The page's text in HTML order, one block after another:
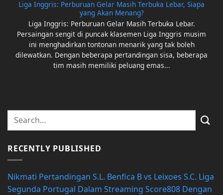
Liga Inggris: Perburuan Gelar Masih Terbuka Lebar, Siapa
yang Akan Menang?
Liga Inggris: Perburuan Gelar Masih Terbuka Lebar.
Persaingan sengit di puncak klasemen Liga Inggris musim
ini menghadirkan tontonan menarik yang tak boleh
dilewatkan. Dengan beberapa pertandingan sisa, beberapa
tim masih memiliki peluang emas...
RECENTLY PUBLISHED
Nikmati Pertandingan S.L. Benfica B vs Leixoes S.C. Liga
Segunda Portugal Dalam Streaming Score808 Dengan